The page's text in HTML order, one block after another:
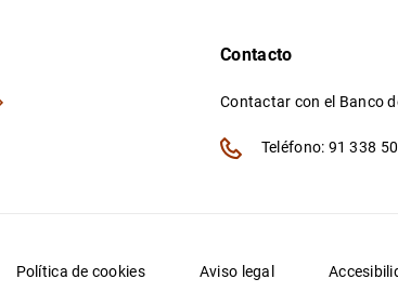
Contacto
Contactar con el Banco
Teléfono: 91 338
Política de cookies Aviso legal